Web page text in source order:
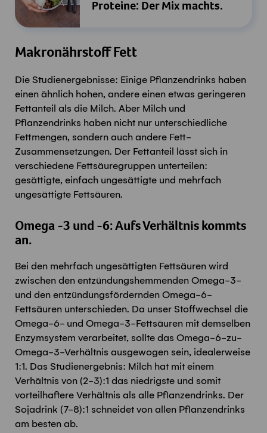
Proteine: Der Mix machts.
Makronährstoff Fett
Die Studienergebnisse: Einige Pflanzendrinks haben
einen ähnlich hohen, andere einen etwas geringeren
Fettanteil als die Milch. Aber Milch und
Pflanzendrinks haben nicht nur unterschiedliche
Fettmengen, sondern auch andere Fett-
Zusammensetzungen. Der Fettanteil lässt sich in
verschiedene Fettsäuregruppen unterteilen:
gesättigte, einfach ungesättigte und mehrfach
ungesättigte Fettsäuren.
Omega -3 und -6: Aufs Verhältnis kommts
an.
Bei den mehrfach ungesättigten Fettsäuren wird
zwischen den entzündungshemmenden Omega-3-
und den entzündungsfördernden Omega-6-
Fettsäuren unterschieden. Da unser Stoffwechsel die
Omega-6- und Omega-3-Fettsäuren mit demselben
Enzymsystem verarbeitet, sollte das Omega-6-zu-
Omega-3-Verhältnis ausgewogen sein, idealerweise
1:1. Das Studienergebnis: Milch hat mit einem
Verhältnis von (2-3):1 das niedrigste und somit
vorteilhaftere Verhältnis als alle Pflanzendrinks. Der
Sojadrink (7-8):1 schneidet von allen Pflanzendrinks
am besten ab.